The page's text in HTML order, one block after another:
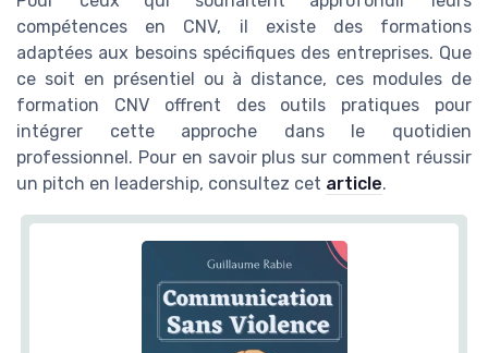
compétences en CNV, il existe des formations
adaptées aux besoins spécifiques des entreprises. Que
ce soit en présentiel ou à distance, ces modules de
formation CNV offrent des outils pratiques pour
intégrer cette approche dans le quotidien
professionnel. Pour en savoir plus sur comment réussir
un pitch en leadership, consultez cet article.